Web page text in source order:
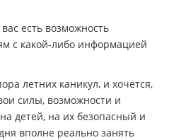
есть возможность
с какой-либо информацией
летних каникул, и хочется,
силы, возможности и
детей, на их безопасный и
вполне реально занять